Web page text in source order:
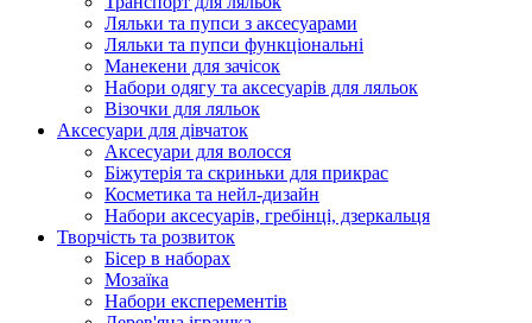
Ляльки та пупси з аксесуарами
Ляльки та пупси функціональні
Манекени для зачісок
Набори одягу та аксесуарів для ляльок
Візочки для ляльок
Аксесуари для дівчаток
Аксесуари для волосся
Біжутерія та скриньки для прикрас
Косметика та нейл-дизайн
Набори аксесуарів, гребінці, дзеркальця
Творчість та розвиток
Бісер в наборах
Мозаїка
Набори експерементів